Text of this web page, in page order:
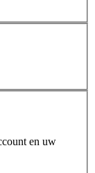
en uw